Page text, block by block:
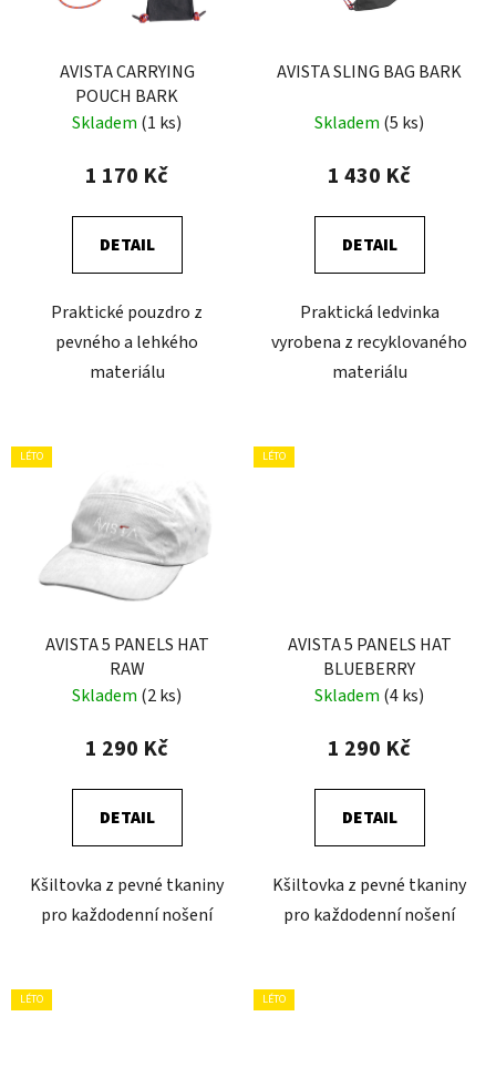
AVISTA CARRYING
POUCH BARK
Skladem (1 ks)
1 170 Kč
DETAIL
Praktické pouzdro z
pevného a lehkého
materiálu
AVISTA SLING BAG BARK
Skladem (5 ks)
1 430 Kč
DETAIL
Praktická ledvinka
vyrobena z recyklovaného
materiálu
LÉTO
AVISTA 5 PANELS HAT
RAW
Skladem (2 ks)
1 290 Kč
DETAIL
Kšiltovka z pevné tkaniny
pro každodenní nošení
LÉTO
AVISTA 5 PANELS HAT
BLUEBERRY
Skladem (4 ks)
1 290 Kč
DETAIL
Kšiltovka z pevné tkaniny
pro každodenní nošení
LÉTO LÉTO